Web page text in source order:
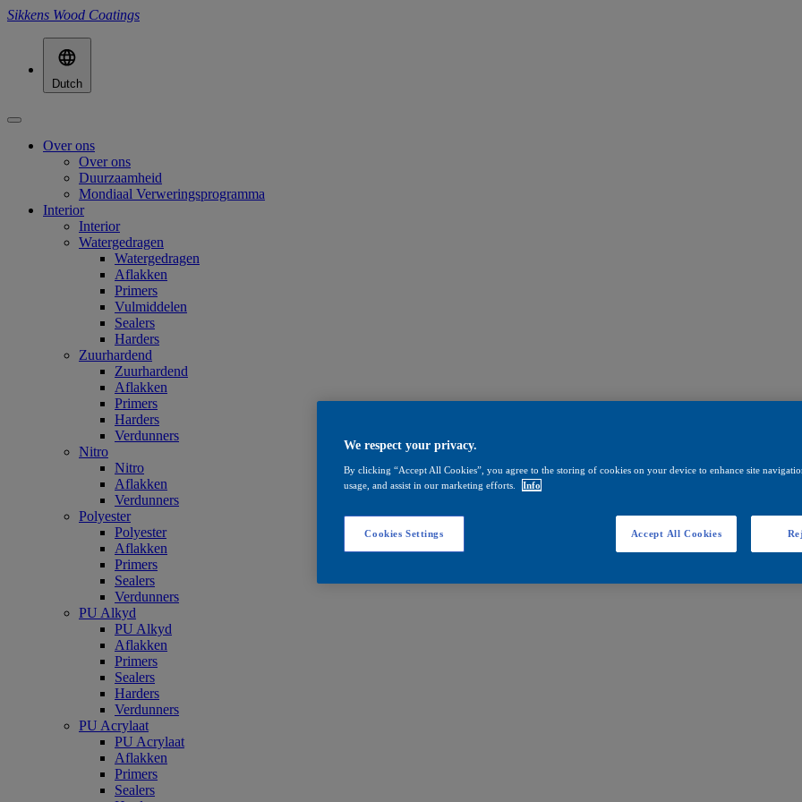
Sikkens Wood Coatings
Dutch
Over ons
Over ons
Duurzaamheid
Mondiaal Verweringsprogramma
Interior
Interior
Watergedragen
Watergedragen
Aflakken
Primers
Vulmiddelen
Sealers
Harders
Zuurhardend
Zuurhardend
Aflakken
Primers
Harders
Verdunners
Nitro
Nitro
Aflakken
Verdunners
Polyester
Polyester
Aflakken
Primers
Sealers
Verdunners
PU Alkyd
PU Alkyd
Aflakken
Primers
Sealers
Harders
Verdunners
PU Acrylaat
PU Acrylaat
Aflakken
Primers
Sealers
We respect your privacy.
By clicking “Accept All Cookies”, you agree to the storing of cookies on your device to enhance site
usage, and assist in our marketing efforts.
Info
Cookies Settings Accept All Cookies